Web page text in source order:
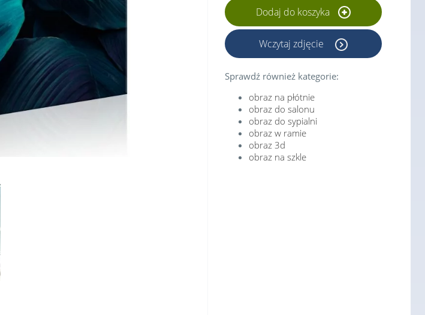
Dodaj do koszyka
Wczytaj zdjęcie
Sprawdź również kategorie:
obraz na płótnie
obraz do salonu
obraz do sypialni
obraz w ramie
obraz 3d
obraz na szkle